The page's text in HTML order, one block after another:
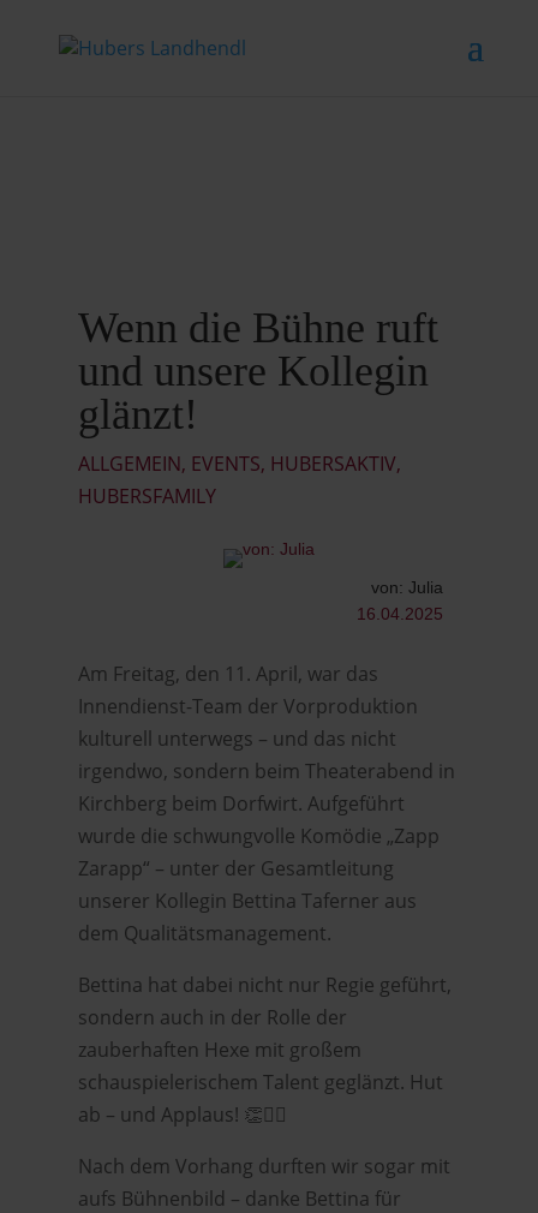
Wenn die Bühne ruft
und unsere Kollegin
glänzt!
ALLGEMEIN, EVENTS, HUBERSAKTIV,
HUBERSFAMILY
von: Julia
16.04.2025
Am Freitag, den 11. April, war das
Innendienst-Team der Vorproduktion
kulturell unterwegs – und das nicht
irgendwo, sondern beim Theaterabend in
Kirchberg beim Dorfwirt. Aufgeführt
wurde die schwungvolle Komödie „Zapp
Zarapp“ – unter der Gesamtleitung
unserer Kollegin Bettina Taferner aus
dem Qualitätsmanagement.
Bettina hat dabei nicht nur Regie geführt,
sondern auch in der Rolle der
zauberhaften Hexe mit großem
schauspielerischem Talent geglänzt. Hut
ab – und Applaus! 👏🧙‍♀️
Nach dem Vorhang durften wir sogar mit
aufs Bühnenbild – danke Bettina für